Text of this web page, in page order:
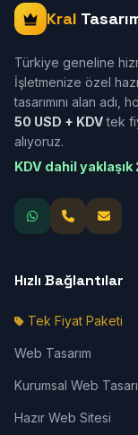
Kral
Türkiye geneline
İşletmenize özel
tasarımını alan adı,
50 USD + KDVtek
alıyoruz.
KDV dahil yaklaşık
Hızlı Bağlantılar
Tek Fiyat Paketi
Web Tasarım
Kurumsal Web
Hazır Web Sitesi